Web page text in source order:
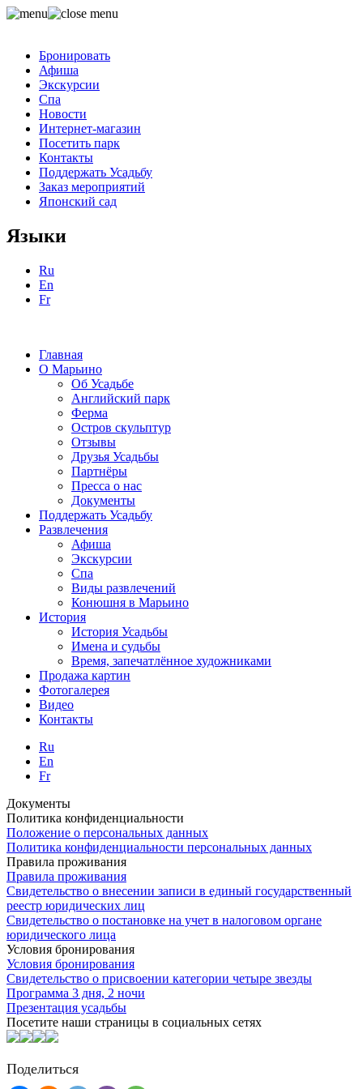
Бронировать
Афиша
Экскурсии
Спа
Новости
Интернет-магазин
Посетить парк
Контакты
Поддержать Усадьбу
Заказ мероприятий
Японский сад
Языки
Ru
En
Fr
Главная
О Марьино
Об Усадьбе
Английский парк
Ферма
Остров скульптур
Отзывы
Друзья Усадьбы
Партнёры
Пресса о нас
Документы
Поддержать Усадьбу
Развлечения
Афиша
Экскурсии
Спа
Виды развлечений
Конюшня в Марьино
История
История Усадьбы
Имена и судьбы
Время, запечатлённое художниками
Продажа картин
Фотогалерея
Видео
Контакты
Ru
En
Fr
Документы
Политика конфиденциальности
Положение о персональных данных
Политика конфиденциальности персональных данных
Правила проживания
Правила проживания
Свидетельство о внесении записи в единый государственный
реестр юридических лиц
Свидетельство о постановке на учет в налоговом органе
юридического лица
Условия бронирования
Условия бронирования
Свидетельство о присвоении категории четыре звезды
Программа 3 дня, 2 ночи
Презентация усадьбы
Посетите наши страницы в социальных сетях
Поделиться